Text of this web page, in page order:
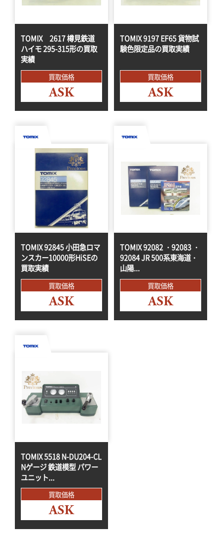
TOMIX 2617 樽見鉄道
ハイモ 295-315形の買取
実績
買取価格
ASK
TOMIX 9197 EF65 貨物試
験色限定品の買取実績
買取価格
ASK
TOMIX 92845 小田急ロマ
ンスカー10000形HiSEの
買取実績
買取価格
ASK
TOMIX 92082 ・92083 ・
92084 JR 500系東海道・
山陽...
買取価格
ASK
TOMIX 5518 N-DU204-CL
Nゲージ 鉄道模型 パワー
ユニット...
買取価格
ASK